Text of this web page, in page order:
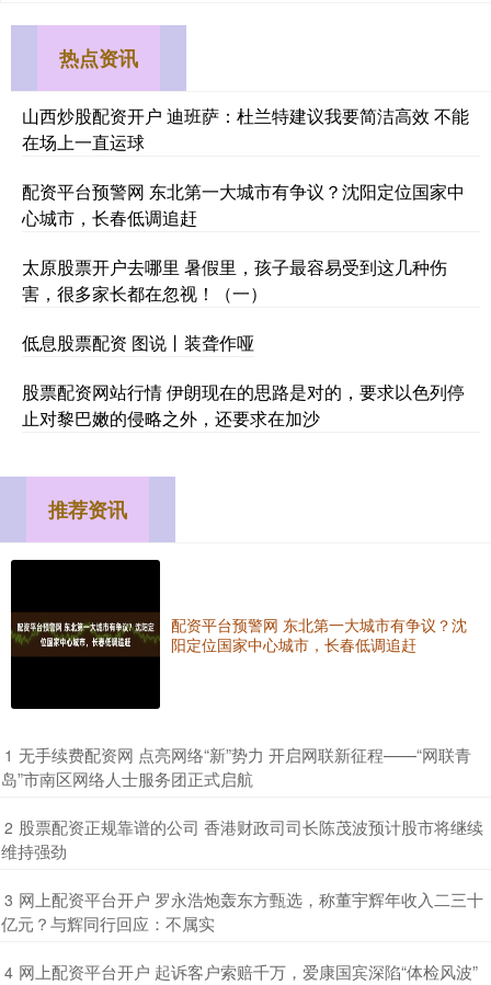
热点资讯
山西炒股配资开户 迪班萨：杜兰特建议我要简洁高效 不能
在场上一直运球
配资平台预警网 东北第一大城市有争议？沈阳定位国家中
心城市，长春低调追赶
太原股票开户去哪里 暑假里，孩子最容易受到这几种伤
害，很多家长都在忽视！（一）
低息股票配资 图说丨装聋作哑
股票配资网站行情 伊朗现在的思路是对的，要求以色列停
止对黎巴嫩的侵略之外，还要求在加沙
推荐资讯
配资平台预警网 东北第一大城市有争议？沈
阳定位国家中心城市，长春低调追赶
1 ​无手续费配资网 点亮网络“新”势力 开启网联新征程——“网联青
岛”市南区网络人士服务团正式启航
2 ​股票配资正规靠谱的公司 香港财政司司长陈茂波预计股市将继续
维持强劲
3 ​网上配资平台开户 罗永浩炮轰东方甄选，称董宇辉年收入二三十
亿元？与辉同行回应：不属实
4 ​网上配资平台开户 起诉客户索赔千万，爱康国宾深陷“体检风波”